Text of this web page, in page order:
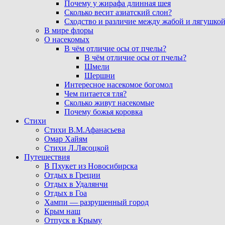
Почему у жирафа длинная шея
Сколько весит азиатский слон?
Сходство и различие между жабой и лягушкой
В мире флоры
О насекомых
В чём отличие осы от пчелы?
В чём отличие осы от пчелы?
Шмели
Шершни
Интересное насекомое богомол
Чем питается тля?
Сколько живут насекомые
Почему божья коровка
Стихи
Стихи В.М.Афанасьева
Омар Хайям
Стихи Л.Лясоцкой
Путешествия
В Пхукет из Новосибирска
Отдых в Греции
Отдых в Удалянчи
Отдых в Гоа
Хампи — разрушенный город
Крым наш
Отпуск в Крыму